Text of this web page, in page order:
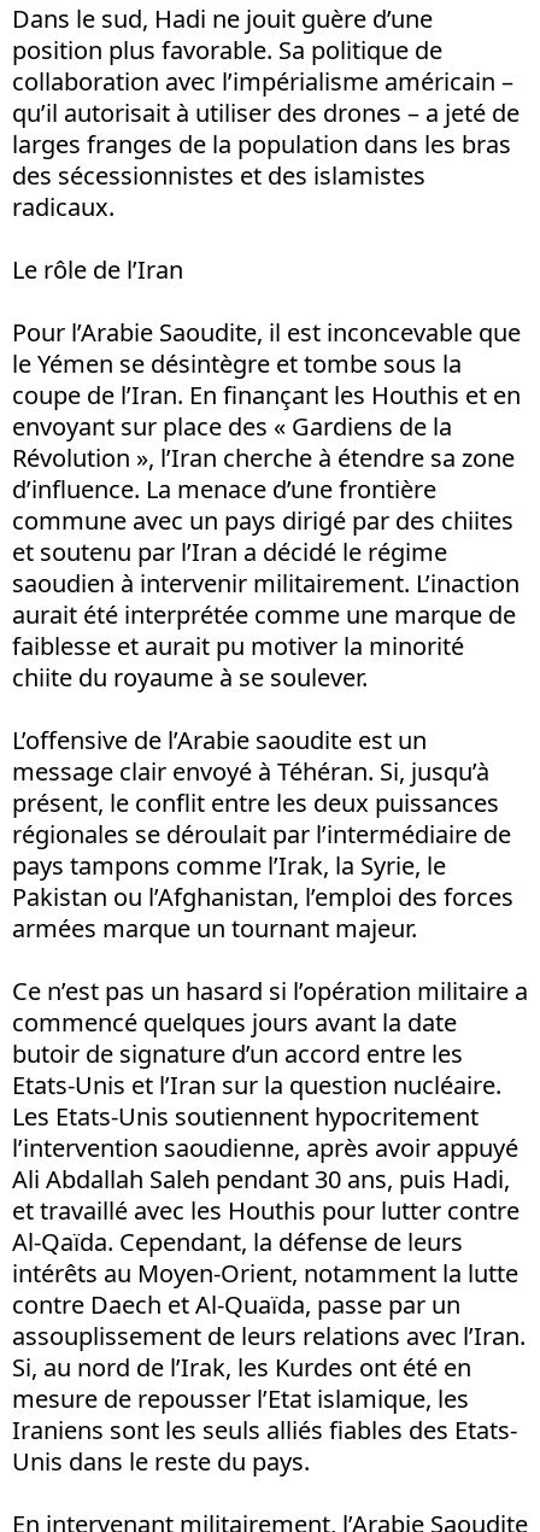
Dans le sud, Hadi ne jouit guère d’une
position plus favorable. Sa politique de
collaboration avec l’impérialisme américain –
qu’il autorisait à utiliser des drones – a jeté de
larges franges de la population dans les bras
des sécessionnistes et des islamistes
radicaux.
Le rôle de l’Iran
Pour l’Arabie Saoudite, il est inconcevable que
le Yémen se désintègre et tombe sous la
coupe de l’Iran. En finançant les Houthis et en
envoyant sur place des « Gardiens de la
Révolution », l’Iran cherche à étendre sa zone
d’influence. La menace d’une frontière
commune avec un pays dirigé par des chiites
et soutenu par l’Iran a décidé le régime
saoudien à intervenir militairement. L’inaction
aurait été interprétée comme une marque de
faiblesse et aurait pu motiver la minorité
chiite du royaume à se soulever.
L’offensive de l’Arabie saoudite est un
message clair envoyé à Téhéran. Si, jusqu’à
présent, le conflit entre les deux puissances
régionales se déroulait par l’intermédiaire de
pays tampons comme l’Irak, la Syrie, le
Pakistan ou l’Afghanistan, l’emploi des forces
armées marque un tournant majeur.
Ce n’est pas un hasard si l’opération militaire a
commencé quelques jours avant la date
butoir de signature d’un accord entre les
Etats-Unis et l’Iran sur la question nucléaire.
Les Etats-Unis soutiennent hypocritement
l’intervention saoudienne, après avoir appuyé
Ali Abdallah Saleh pendant 30 ans, puis Hadi,
et travaillé avec les Houthis pour lutter contre
Al-Qaïda. Cependant, la défense de leurs
intérêts au Moyen-Orient, notamment la lutte
contre Daech et Al-Quaïda, passe par un
assouplissement de leurs relations avec l’Iran.
Si, au nord de l’Irak, les Kurdes ont été en
mesure de repousser l’Etat islamique, les
Iraniens sont les seuls alliés fiables des Etats-
Unis dans le reste du pays.
En intervenant militairement, l’Arabie Saoudite